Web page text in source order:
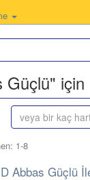
Güçlü"
1-8
Abbas Güçlü